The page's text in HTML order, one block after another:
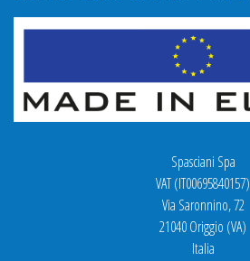
Spasciani Spa
VAT (IT00695840157)
Via Saronnino, 72
21040 Origgio (VA)
Italia